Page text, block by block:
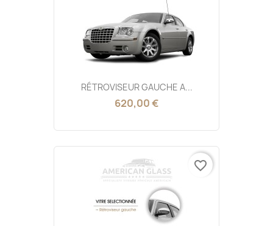
RÉTROVISEUR GAUCHE A...
620,00 €
favorite_border